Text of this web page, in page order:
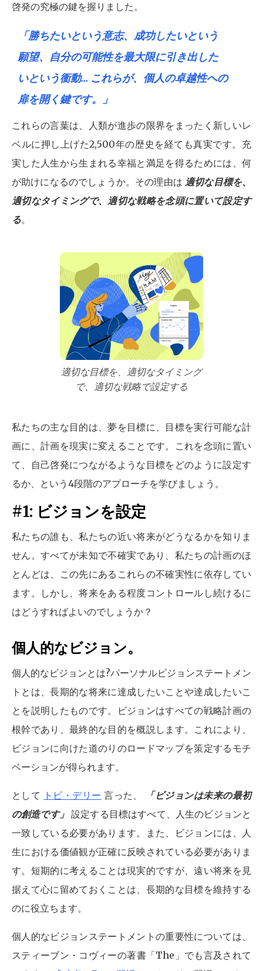
啓発の究極の鍵を握りました。
「勝ちたいという意志、成功したいという
願望、自分の可能性を最大限に引き出した
いという衝動... これらが、個人の卓越性への
扉を開く鍵です。」
これらの言葉は、人類が進歩の限界をまったく新しいレ
ベルに押し上げた2,500年の歴史を経ても真実です。充
実した人生から生まれる幸福と満足を得るためには、何
が助けになるのでしょうか。その理由は適切な目標を、
適切なタイミングで、適切な戦略を念頭に置いて設定す
る。
適切な目標を、適切なタイミング
で、適切な戦略で設定する
私たちの主な目的は、夢を目標に、目標を実行可能な計
画に、計画を現実に変えることです。これを念頭に置い
て、自己啓発につながるような目標をどのように設定す
るか、という4段階のアプローチを学びましょう。
#1: ビジョンを設定
私たちの誰も、私たちの近い将来がどうなるかを知りま
せん。すべてが未知で不確実であり、私たちの計画のほ
とんどは、この先にあるこれらの不確実性に依存してい
ます。しかし、将来をある程度コントロールし続けるに
はどうすればよいのでしょうか？
個人的なビジョン。
個人的なビジョンとは?パーソナルビジョンステートメン
トとは、長期的な将来に達成したいことや達成したいこ
とを説明したものです。ビジョンはすべての戦略計画の
根幹であり、最終的な目的を概説します。これにより、
ビジョンに向けた道のりのロードマップを策定するモチ
ベーションが得られます。
として トビ・デリー 言った、
「ビジョンは未来の最初
の創造です」設定する目標はすべて、人生のビジョンと
一致している必要があります。また、ビジョンには、人
生における価値観が正確に反映されている必要がありま
す。短期的に考えることは現実的ですが、遠い将来を見
据えて心に留めておくことは、長期的な目標を維持する
のに役立ちます。
個人的なビジョンステートメントの重要性については、
スティーブン・コヴィーの著書「The」でも言及されて